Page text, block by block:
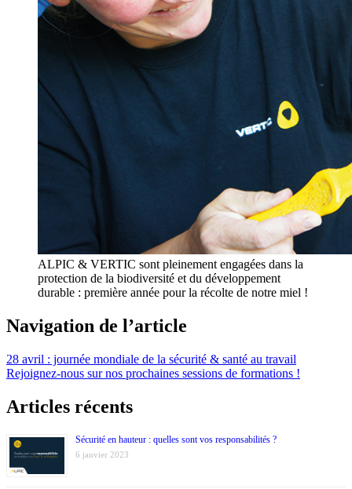
ALPIC & VERTIC sont pleinement engagées dans la
protection de la biodiversité et du développement
durable : première année pour la récolte de notre miel !
Navigation de l’article
28 avril : journée mondiale de la sécurité & santé au travail
Rejoignez-nous sur nos prochaines sessions de formations !
Articles récents
Sécurité en hauteur : quelles sont vos responsabilités ?
6 janvier 2023